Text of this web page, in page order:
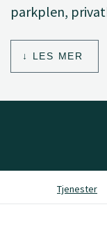
parkplen,
LES MER
Tjenester